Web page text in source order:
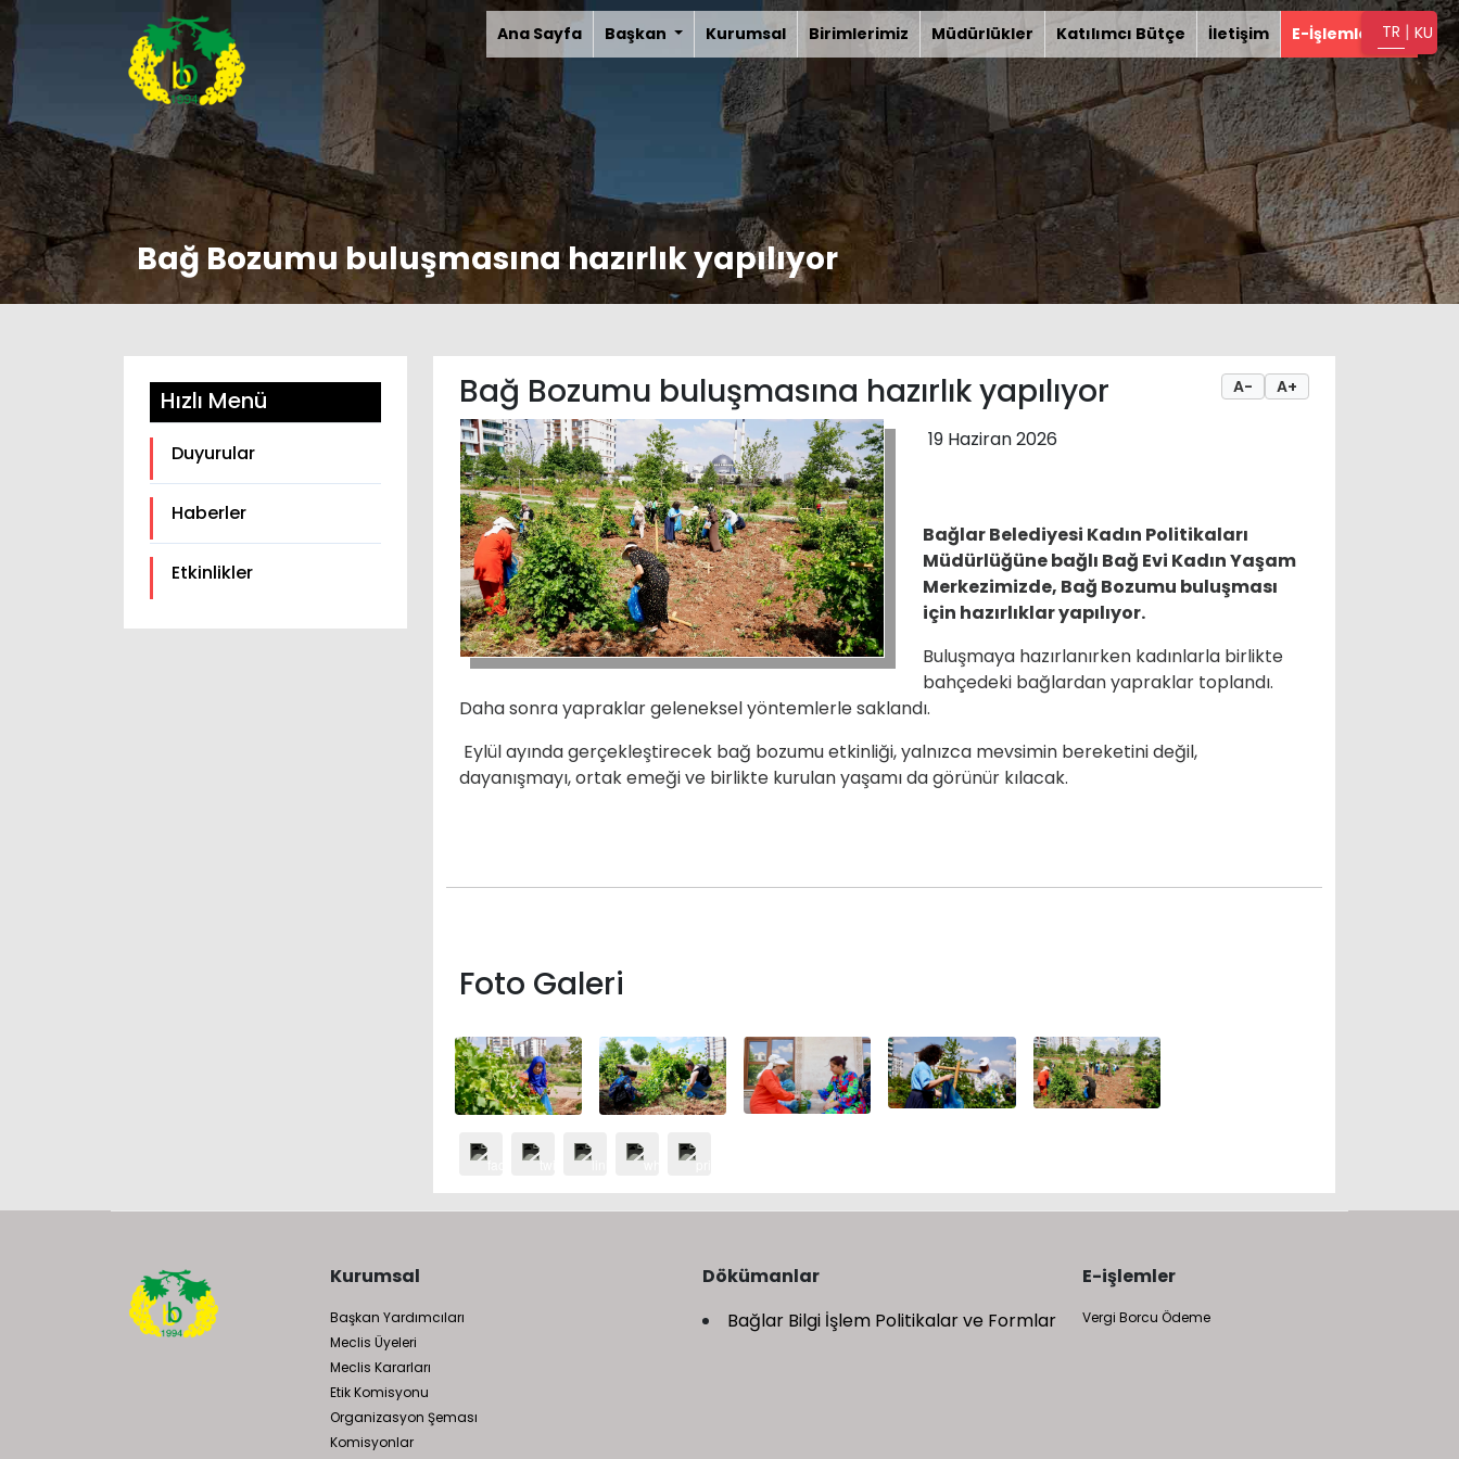
TR | KU
Ana Sayfa Başkan Kurumsal Birimlerimiz Müdürlükler Katılımcı Bütçe İletişim E-İşlemler
Bağ Bozumu buluşmasına hazırlık yapılıyor
Hızlı Menü
Duyurular
Haberler
Etkinlikler
A- A+
Bağ Bozumu buluşmasına hazırlık yapılıyor
19 Haziran 2026
Bağlar Belediyesi Kadın Politikaları
Müdürlüğüne bağlı Bağ Evi Kadın Yaşam
Merkezimizde, Bağ Bozumu buluşması
için hazırlıklar yapılıyor.
Buluşmaya hazırlanırken kadınlarla birlikte
bahçedeki bağlardan yapraklar toplandı.
Daha sonra yapraklar geleneksel yöntemlerle saklandı.
Eylül ayında gerçekleştirecek bağ bozumu etkinliği, yalnızca mevsimin bereketini değil,
dayanışmayı, ortak emeği ve birlikte kurulan yaşamı da görünür kılacak.
Foto Galeri
Kurumsal
Başkan Yardımcıları
Meclis Üyeleri
Meclis Kararları
Etik Komisyonu
Organizasyon Şeması
Komisyonlar
Dökümanlar
Bağlar Bilgi İşlem Politikalar ve Formlar
E-işlemler
Vergi Borcu Ödeme